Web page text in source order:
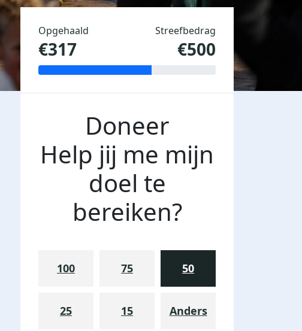
Opgehaald
€317
Streefbedrag
€500
Doneer
Help jij me mijn
doel te
bereiken?
100 75 50
25 15 Anders